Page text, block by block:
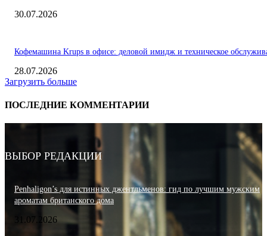
30.07.2026
Кофемашина Krups в офисе: деловой имидж и техническое
28.07.2026
Загрузить больше
ПОСЛЕДНИЕ КОММЕНТАРИИ
ВЫБОР РЕДАКЦИИ
Penhaligon’s для истинных джентльменов: гид по лучшим мужским
ароматам британского дома
31.07.2026